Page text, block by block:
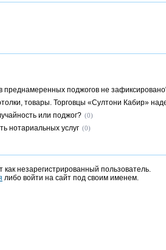
преднамеренных поджогов не
товары. Торговцы «Султони Кабир»
или поджог? (0)
нотариальных услуг (0)
незарегистрированный пользователь.
либо войти на сайт под своим именем.